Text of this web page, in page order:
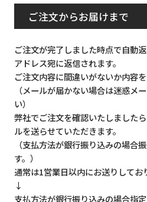
ご注文からお届けまで
ご注文が完了しました時点で自動
アドレス宛に返信されます。
ご注文内容に間違いがないか内容を
（メールが届かない場合は迷惑メ
い）
弊社でご注文を確認いたしました
ルを送らせていただきます。
（支払方法が銀行振り込みの場合
す。）
通常は1営業日以内にお送りしてお
↓
支払方法が銀行振り込みの場合指